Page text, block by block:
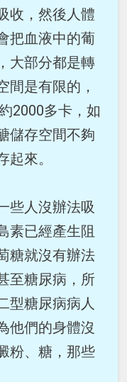
收，然後人體
把血液中的葡
大部分都是轉
間是有限的，
2000多卡，如
儲存空間不夠
來。
些人沒辦法吸
素已經產生阻
糖就沒有辦法
至糖尿病，所
型糖尿病病人
他們的身體沒
粉、糖，那些